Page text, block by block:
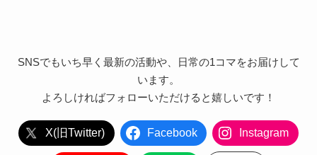
SNSでもいち早く最新の活動や、日常の1コマをお届けして
います。
よろしければフォローいただけると嬉しいです！
X(旧Twitter) Facebook Instagram